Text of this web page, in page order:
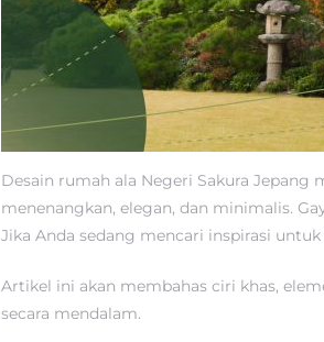
Desain rumah ala Negeri Sakura
menenangkan, elegan, dan minimalis.
Jika Anda sedang mencari inspirasi
Artikel ini akan membahas ciri khas,
secara mendalam.